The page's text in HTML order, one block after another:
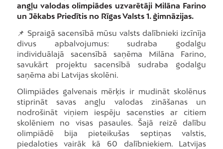
angļu valodas olimpiādes uzvarētāji Milāna Farino
un Jēkabs Priedītis no Rīgas Valsts 1. ģimnāzijas.
📌 Spraigā sacensībā mūsu valsts dalībnieki izcīnīja
divus apbalvojumus: sudraba godalgu
individuālajā sacensībā saņēma Milāna Farino,
savukārt projektu sacensībā sudraba godalgu
saņēma abi Latvijas skolēni.
Olimpiādes galvenais mērķis ir mudināt skolēnus
stiprināt savas angļu valodas zināšanas un
nodrošināt viņiem iespēju sacensties ar citiem
skolēniem no visas pasaules. Šajā reizē dalību
olimpiādē bija pieteikušas septiņas valstis,
piedaloties vairāk kā 60 dalībniekiem. Latvijas